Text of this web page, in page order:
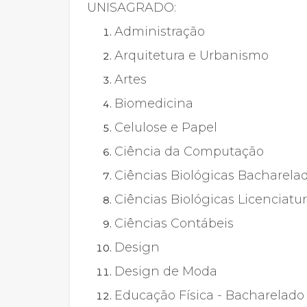
UNISAGRADO:
Administração
Arquitetura e Urbanismo
Artes
Biomedicina
Celulose e Papel
Ciência da Computação
Ciências Biológicas
Ciências Biológicas
Ciências Contábeis
Design
Design de Moda
Educação Física - Bacharelado